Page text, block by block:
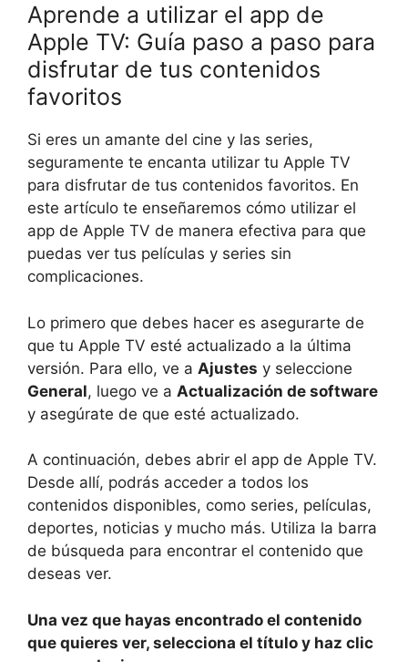
Aprende a utilizar el app de
Apple TV: Guía paso a paso para
disfrutar de tus contenidos
favoritos
Si eres un amante del cine y las series,
seguramente te encanta utilizar tu Apple TV
para disfrutar de tus contenidos favoritos. En
este artículo te enseñaremos cómo utilizar el
app de Apple TV de manera efectiva para que
puedas ver tus películas y series sin
complicaciones.
Lo primero que debes hacer es asegurarte de
que tu Apple TV esté actualizado a la última
versión. Para ello, ve a Ajustes y seleccione
General, luego ve a Actualización de software
y asegúrate de que esté actualizado.
A continuación, debes abrir el app de Apple TV.
Desde allí, podrás acceder a todos los
contenidos disponibles, como series, películas,
deportes, noticias y mucho más. Utiliza la barra
de búsqueda para encontrar el contenido que
deseas ver.
Una vez que hayas encontrado el contenido
que quieres ver, selecciona el título y haz clic